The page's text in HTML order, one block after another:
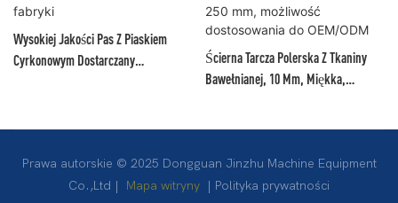
Wysokiej Jakości Pas Z Piaskiem
Cyrkonowym Dostarczany
Ścierna Tarcza Polerska Z Tkaniny
Bawełnianej, 10 Mm, Miękka,
Prawa autorskie © 2025 Dongguan Jinzhu Machine Equipment
Co.,Ltd |
Mapa witryny | Polityka prywatności